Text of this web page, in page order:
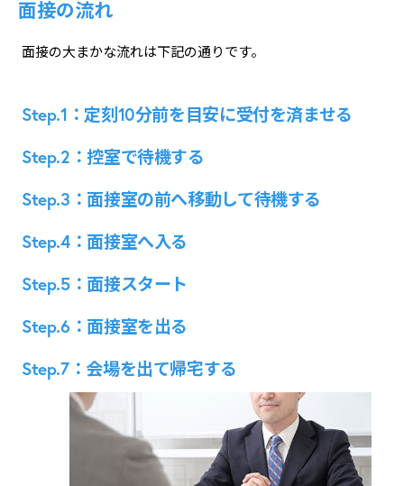
面接の流れ
面接の大まかな流れは下記の通りです。
Step.1：定刻10分前を目安に受付を済ませる
Step.2：控室で待機する
Step.3：面接室の前へ移動して待機する
Step.4：面接室へ入る
Step.5：面接スタート
Step.6：面接室を出る
Step.7：会場を出て帰宅する